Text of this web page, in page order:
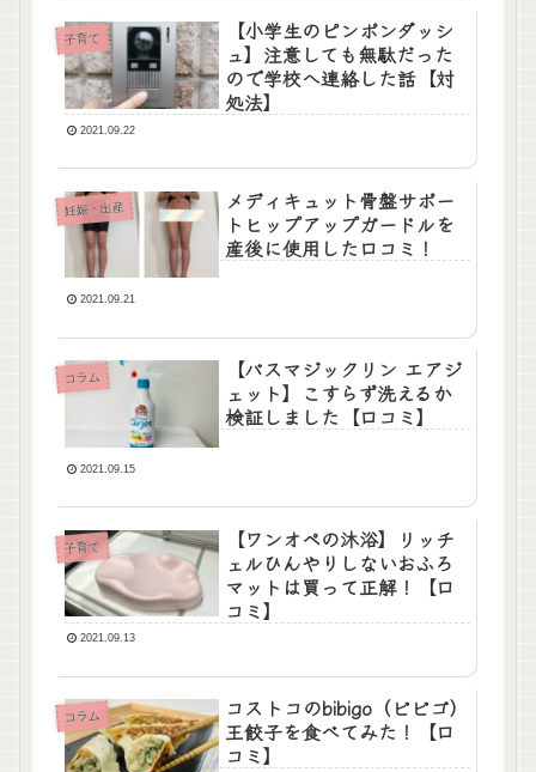
子育て
【小学生のピンポンダッシ
ュ】注意しても無駄だった
ので学校へ連絡した話【対
処法】
2021.09.22
妊娠・出産
メディキュット骨盤サポー
トヒップアップガードルを
産後に使用した口コミ！
2021.09.21
コラム
【バスマジックリン エアジ
ェット】こすらず洗えるか
検証しました【口コミ】
2021.09.15
子育て
【ワンオペの沐浴】リッチ
ェルひんやりしないおふろ
マットは買って正解！【口
コミ】
2021.09.13
コラム
コストコのbibigo（ビビゴ）
王餃子を食べてみた！【口
コミ】